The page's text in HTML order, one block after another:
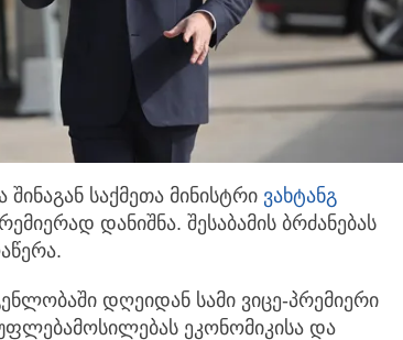
საქმეთა მინისტრი ვახტანგ
დანიშნა. შესაბამის ბრძანებას
დღეიდან სამი ვიცე-პრემიერი
ეკონომიკისა და